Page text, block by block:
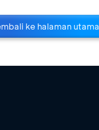
ke halaman utama